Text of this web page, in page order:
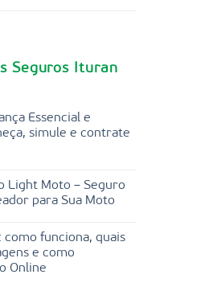
Seguros Ituran
Essencial e
simule e contrate
Light Moto – Seguro
para Sua Moto
funciona, quais
e como
Online